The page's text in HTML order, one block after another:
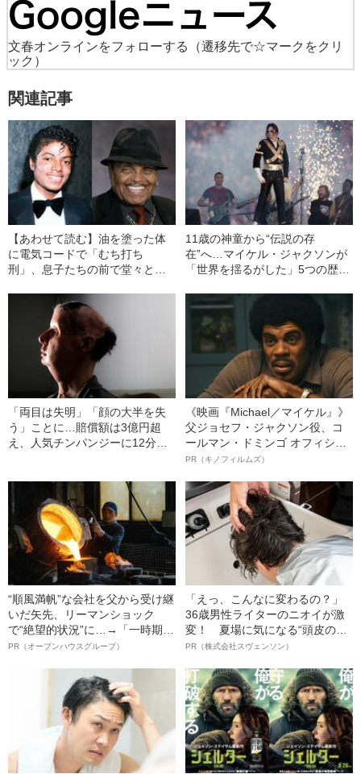
文春オンラインをフォローする
（遷移先で☆マークをクリ
ック）
関連記事
【あわせて読む】油を塗った体
に電気コードで「むち打ち
刑」、息子たちの前で堂々と不
クソンを世に出した父による“お
そろしい虐待”
11歳の神童から“伝説の存
在”へ…マイケル・ジャクソンが
「世界を揺るがした」5つの歴史
「両目は失明」「顔の大半を失
う」ことに…賠償額は3億円超
え、人気チンパンジーに12分間
《映画『Michael／マイケル』》
父ジョセフ・ジャクソン役、コ
ールマン・ドミンゴ オフィシャ
ルインタビュー“観客を魅了した
語る”《日本興収70億円突破》
PR（キノフィルムズ）
“順風満帆”な会社を父から受け継
いだ矢先、リーマンショック
で“絶望的状況”に…→「一時期は
納品3年待ち」のヒット商品を生
明かす、“逆転の戦術”
PR（オープンハウスグループ）
「えっ、こんなに変わるの？」
36歳男性ライターのニオイが激
変！ 夏場に気になる“頭皮のニ
オイ”や“ベタつき”を解消す
ト”が生み出した徹底ケアとは
PR（株式会社スヴェンソン）